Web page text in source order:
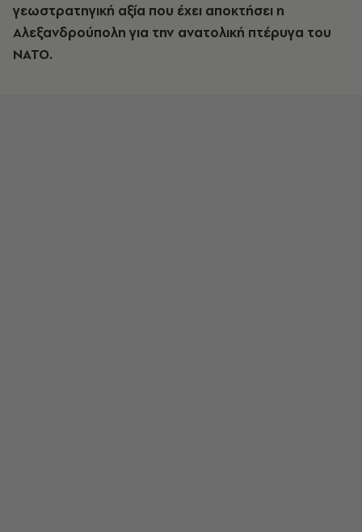
γεωστρατηγική αξία που έχει αποκτήσει η
Αλεξανδρούπολη για την ανατολική πτέρυγα του
ΝΑΤΟ.